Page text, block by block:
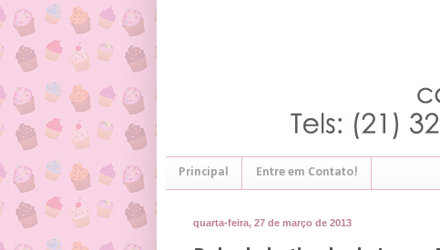
Principal Entre em Contato!
quarta-feira, 27 de março de 2013